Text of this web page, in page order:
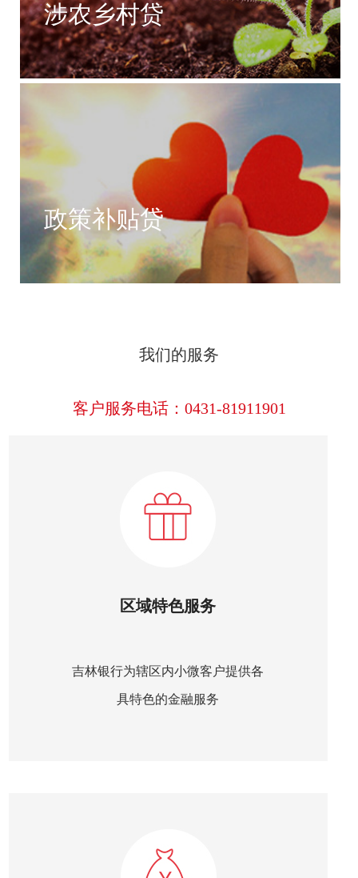
涉农乡村贷
政策补贴贷
我们的服务
客户服务电话：0431-81911901
区域特色服务
吉林银行为辖区内小微客户提供各
具特色的金融服务